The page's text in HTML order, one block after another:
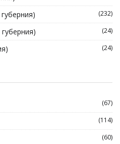
(232)
(24)
(24)
(67)
(114)
(60)